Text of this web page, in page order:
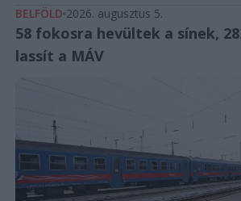
BELFÖLD 2026. augusztus 5.
58 fokosra hevültek a sínek,
lassít a MÁV